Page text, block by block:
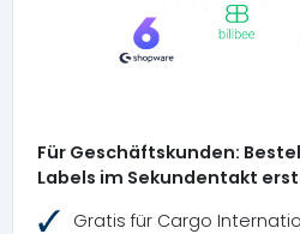
Für Geschäftskunden:
Labels im Sekundentakt
Gratis für Cargo